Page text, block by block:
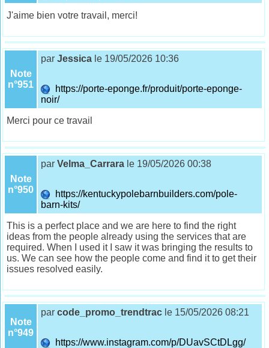
J'aime bien votre travail, merci!
Note
n°951
parJessica le 19/05/2026 10:36
https://porte-eponge.fr/produit/porte-eponge-
noir/
Merci pour ce travail
Note
n°950
parVelma_Carrara le 19/05/2026 00:38
https://kentuckypolebarnbuilders.com/pole-
barn-kits/
This is a perfect place and we are here to find the right
ideas from the people already using the services that are
required. When I used it I saw it was bringing the results to
us. We can see how the people come and find it to get their
issues resolved easily.
Note
n°949
parcode_promo_trendtrac le 15/05/2026 08:21
https://www.instagram.com/p/DUavSCtDLgg/